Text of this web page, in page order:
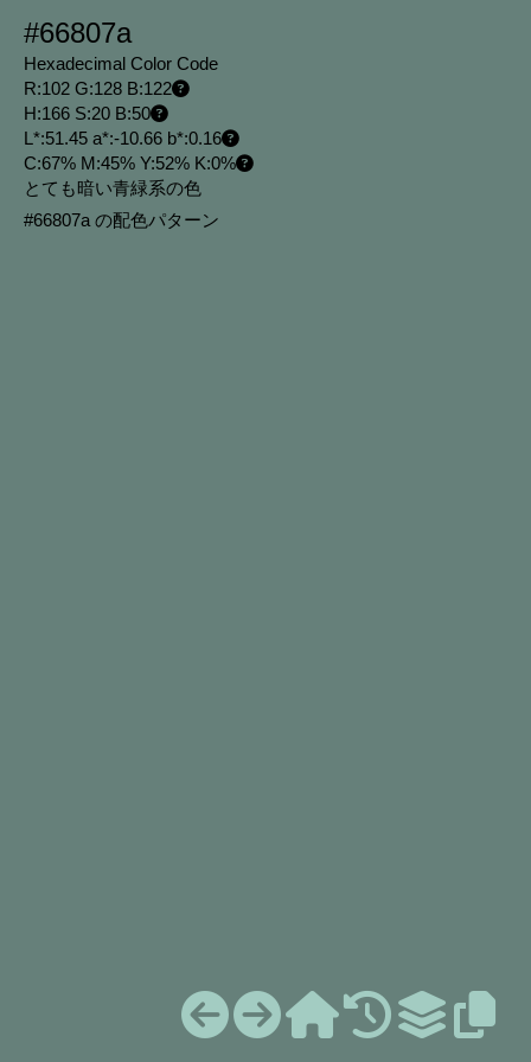
#66807a
Hexadecimal Color Code
R:102 G:128 B:122
H:166 S:20 B:50
L*:51.45 a*:-10.66 b*:0.16
C:67% M:45% Y:52% K:0%
とても暗い青緑系の色
#66807a の配色パターン